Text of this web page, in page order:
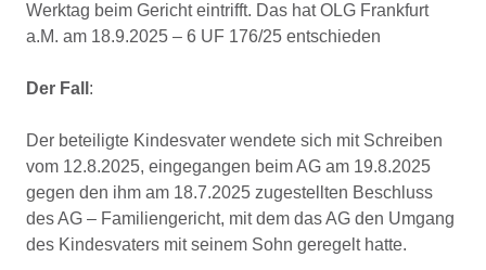
Werktag beim Gericht eintrifft. Das hat OLG Frankfurt
a.M. am 18.9.2025 – 6 UF 176/25 entschieden
Der Fall :
Der beteiligte Kindesvater wendete sich mit Schreiben
vom 12.8.2025, eingegangen beim AG am 19.8.2025
gegen den ihm am 18.7.2025 zugestellten Beschluss
des AG – Familiengericht, mit dem das AG den Umgang
des Kindesvaters mit seinem Sohn geregelt hatte.